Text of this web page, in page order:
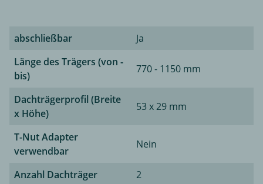
abschließbar
Ja
Länge des Trägers (von -
bis)
770 - 1150 mm
Dachträgerprofil (Breite
x Höhe)
53 x 29 mm
T-Nut Adapter
verwendbar
Nein
Anzahl Dachträger
2